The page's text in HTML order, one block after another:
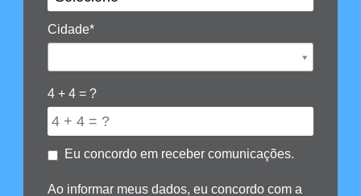
Cidade*
4 + 4 = ?
Eu concordo em receber comunicações.
Ao informar meus dados, eu concordo com a